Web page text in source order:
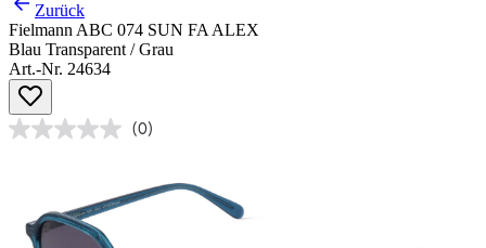
Zurück
Fielmann ABC 074 SUN FA ALEX
Blau Transparent / Grau
Art.-Nr. 24634
(0)